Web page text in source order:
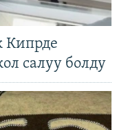
Кипрде
салуу болду